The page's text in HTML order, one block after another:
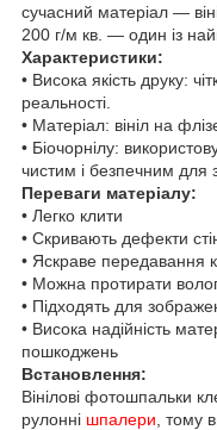
сучасний матеріал —
200 г/м кв. — один із
Характеристики:
• Висока якість друку:
реальності.
• Матеріал: вініл на
• Біочорнілу:
чистим і безпечним для
Переваги матеріалу:
• Легко клити
• Скривають дефекти
• Яскраве передавання
• Можна протирати
• Підходять для
• Висока надійність
пошкоджень
Встановлення:
Вінілові фотошпальки
рулонні шпалери , тому